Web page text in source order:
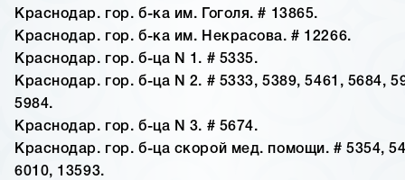
Краснодар. гор. б-ка им. Гоголя. # 13865.
Краснодар. гор. б-ка им. Некрасова. # 12266.
Краснодар. гор. б-ца N 1. # 5335.
Краснодар. гор. б-ца N 2. # 5333, 5389, 5461, 5684,
5984.
Краснодар. гор. б-ца N 3. # 5674.
Краснодар. гор. б-ца скорой мед. помощи. # 5354,
6010, 13593.